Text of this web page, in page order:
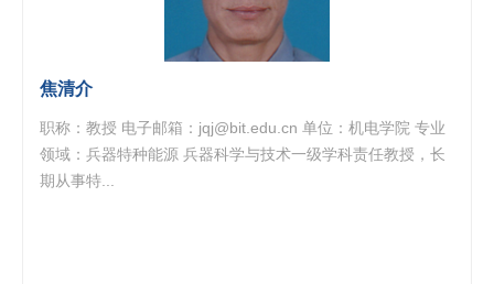
焦清介
职称：教授 电子邮箱：jqj@bit.edu.cn 单位：机电学院 专业
领域：兵器特种能源 兵器科学与技术一级学科责任教授，长
期从事特...